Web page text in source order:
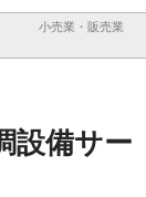
小売業・販売業
設備サー